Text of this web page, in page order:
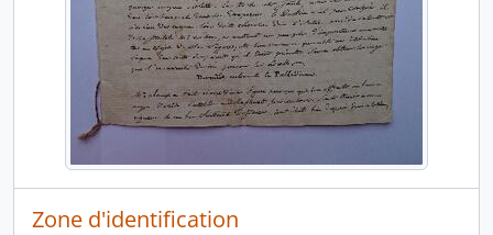
Zone d'identification